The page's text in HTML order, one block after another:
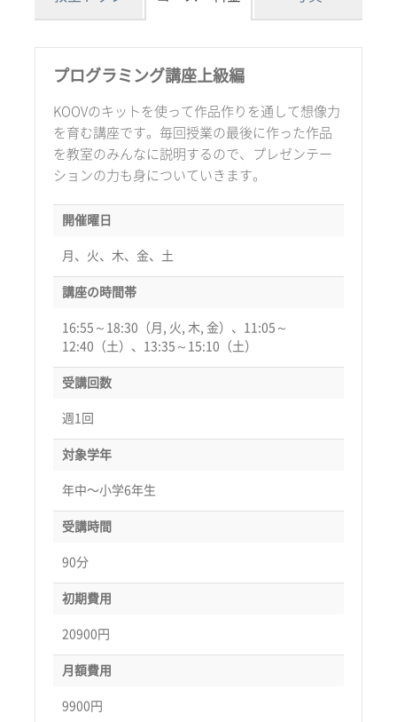
プログラミング講座上級編
KOOVのキットを使って作品作りを通して想像力
を育む講座です。毎回授業の最後に作った作品
を教室のみんなに説明するので、プレゼンテー
ションの力も身についていきます。
開催曜日
月、火、木、金、土
講座の時間帯
16:55～18:30（月, 火, 木, 金）、11:05～
12:40（土）、13:35～15:10（土）
受講回数
週1回
対象学年
年中〜小学6年生
受講時間
90分
初期費用
20900円
月額費用
9900円